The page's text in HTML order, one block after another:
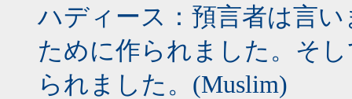
ハディース：預言者は言
ために作られました。そ
られました。(Muslim)